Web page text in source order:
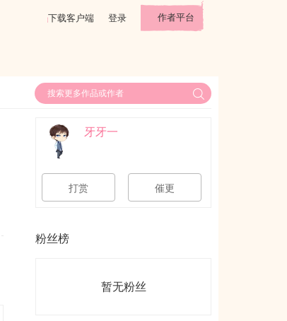
下载客户端 登录 作者平台
牙牙一
打赏 催更
粉丝榜
暂无粉丝